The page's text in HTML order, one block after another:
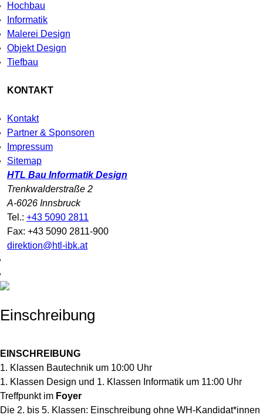
Hochbau
Informatik
Malerei Design
Objekt Design
Tiefbau
KONTAKT
Kontakt
Partner & Sponsoren
Impressum
Sitemap
HTL Bau Informatik Design
Trenkwalderstraße 2
A-6026 Innsbruck
Tel.: +43 5090 2811
Fax: +43 5090 2811-900
direktion@htl-ibk.at
Einschreibung
EINSCHREIBUNG
1. Klassen Bautechnik um 10:00 Uhr
1. Klassen Design und 1. Klassen Informatik um 11:00 Uhr
Treffpunkt im Foyer
Die 2. bis 5. Klassen: Einschreibung ohne WH-Kandidat*innen